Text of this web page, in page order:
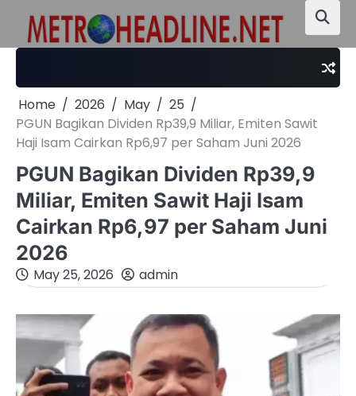
content
Home 2026 May
25
PGUN Bagikan Dividen Rp39,9 Miliar, Emiten Sawit
Haji Isam Cairkan Rp6,97 per Saham Juni 2026
PGUN Bagikan Dividen Rp39,9
Miliar, Emiten Sawit Haji Isam
Cairkan Rp6,97 per Saham Juni
2026
May 25, 2026 admin